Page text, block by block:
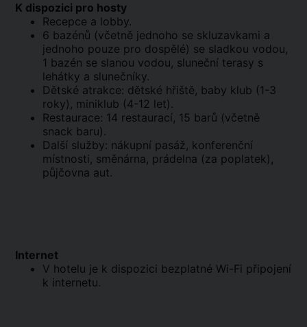
K dispozici pro hosty
Recepce a lobby.
6 bazénů (včetně jednoho se skluzavkami a
jednoho pouze pro dospělé) se sladkou vodou,
1 bazén se slanou vodou, sluneční terasy s
lehátky a slunečníky.
Dětské atrakce: dětské hřiště, baby klub (1-3
roky), miniklub (4-12 let).
Restaurace: 14 restaurací, 15 barů (včetně
snack baru).
Další služby: nákupní pasáž, konferenční
místnosti, směnárna, prádelna (za poplatek),
půjčovna aut.
Internet
V hotelu je k dispozici bezplatné Wi-Fi připojení
k internetu.